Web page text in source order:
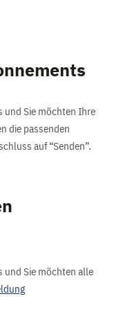
Sie möchten Ihre
die passenden
auf “Senden”.
Sie möchten alle